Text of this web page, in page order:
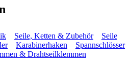
Seile, Ketten & Zubehör
Seile
Karabinerhaken
Spannschlösser
& Drahtseilklemmen